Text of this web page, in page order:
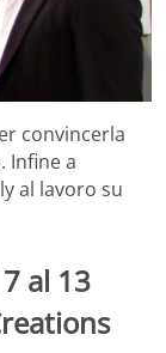
convincerla
Infine a
al lavoro su
al 13